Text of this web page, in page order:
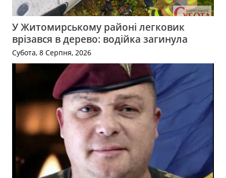
У Житомирському районі легковик
врізався в дерево: водійка загинула
Субота, 8 Серпня, 2026